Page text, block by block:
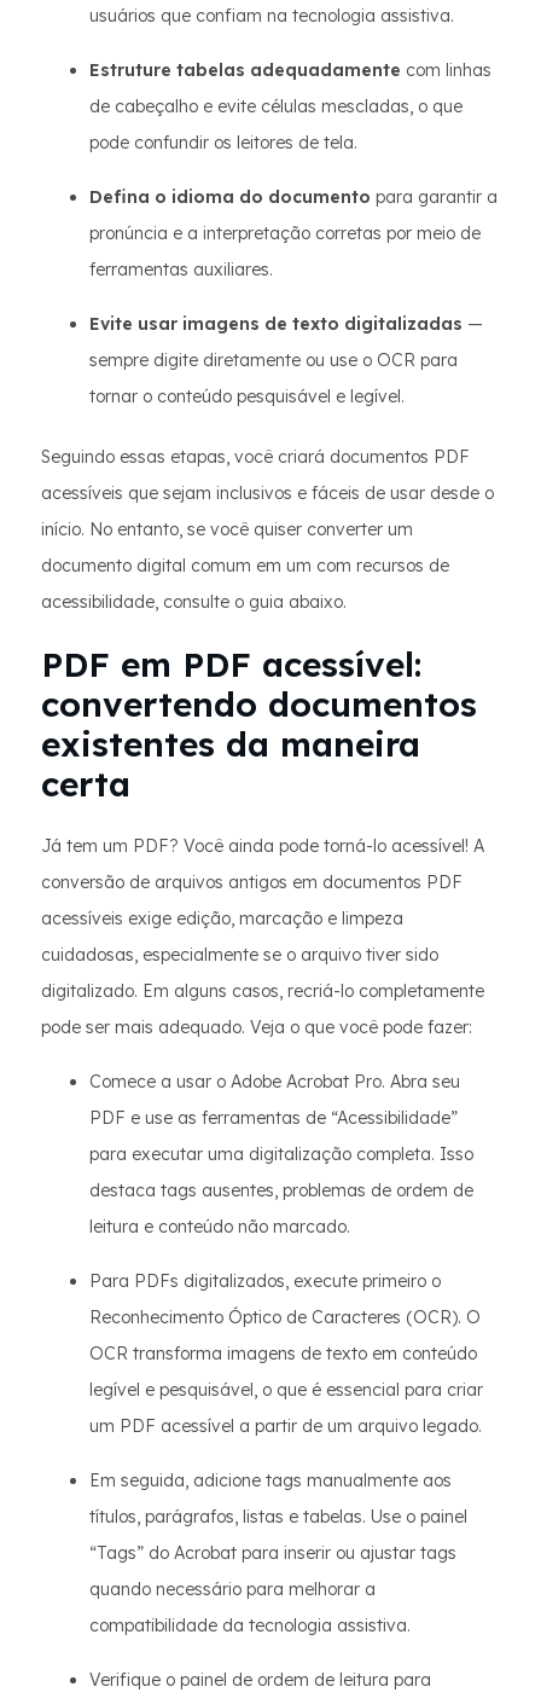
usuários que confiam na tecnologia assistiva.
Estruture tabelas adequadamente com linhas
de cabeçalho e evite células mescladas, o que
pode confundir os leitores de tela.
Defina o idioma do documento para garantir a
pronúncia e a interpretação corretas por meio de
ferramentas auxiliares.
Evite usar imagens de texto digitalizadas —
sempre digite diretamente ou use o OCR para
tornar o conteúdo pesquisável e legível.
Seguindo essas etapas, você criará documentos PDF
acessíveis que sejam inclusivos e fáceis de usar desde o
início. No entanto, se você quiser converter um
documento digital comum em um com recursos de
acessibilidade, consulte o guia abaixo.
PDF em PDF acessível:
convertendo documentos
existentes da maneira
certa
Já tem um PDF? Você ainda pode torná-lo acessível! A
conversão de arquivos antigos em documentos PDF
acessíveis exige edição, marcação e limpeza
cuidadosas, especialmente se o arquivo tiver sido
digitalizado. Em alguns casos, recriá-lo completamente
pode ser mais adequado. Veja o que você pode fazer:
Comece a usar o Adobe Acrobat Pro. Abra seu
PDF e use as ferramentas de “Acessibilidade”
para executar uma digitalização completa. Isso
destaca tags ausentes, problemas de ordem de
leitura e conteúdo não marcado.
Para PDFs digitalizados, execute primeiro o
Reconhecimento Óptico de Caracteres (OCR). O
OCR transforma imagens de texto em conteúdo
legível e pesquisável, o que é essencial para criar
um PDF acessível a partir de um arquivo legado.
Em seguida, adicione tags manualmente aos
títulos, parágrafos, listas e tabelas. Use o painel
“Tags” do Acrobat para inserir ou ajustar tags
quando necessário para melhorar a
compatibilidade da tecnologia assistiva.
Verifique o painel de ordem de leitura para